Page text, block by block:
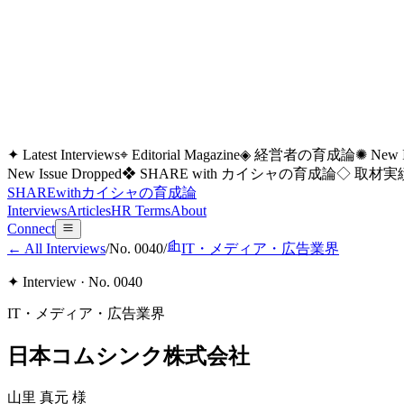
✦ Latest Interviews⌖ Editorial Magazine◈ 経営者の育成論✺ New
New Issue Dropped❖ SHARE with カイシャの育成論◇ 取材実
SHAREwithカイシャの育成論
InterviewsArticlesHR TermsAbout
Connect
← All Interviews/No. 0040/ IT・メディア・広告業界
✦ Interview · No. 0040
IT・メディア・広告業界
日本コムシンク株式会社
山里 真元 様